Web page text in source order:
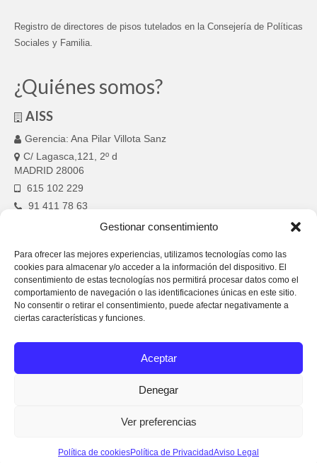
Gestionar consentimiento
Para ofrecer las mejores experiencias, utilizamos tecnologías como las
cookies para almacenar y/o acceder a la información del dispositivo. El
consentimiento de estas tecnologías nos permitirá procesar datos como el
comportamiento de navegación o las identificaciones únicas en este sitio.
No consentir o retirar el consentimiento, puede afectar negativamente a
ciertas características y funciones.
Aceptar
Denegar
Ver preferencias
Política de cookiesPolítica de PrivacidadAviso Legal
Registro de directores de pisos tutelados en la Consejería de Políticas
Sociales y Familia.
¿Quiénes somos?
AISS
Gerencia: Ana Pilar Villota Sanz
C/ Lagasca,121, 2º d
MADRID 28006
615 102 229
91 411 78 63
aiss.saludmental@gmail.com
AISS–Información legal
Aviso Legal
Política de
Privacidad
Política de